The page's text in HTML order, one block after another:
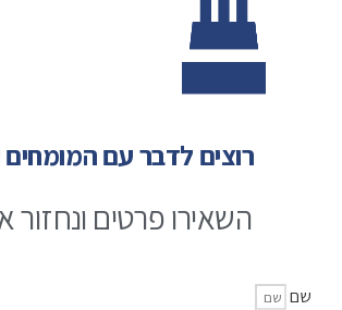
רוצים לדבר עם המומחים
השאירו פרטים ונחזור
שם